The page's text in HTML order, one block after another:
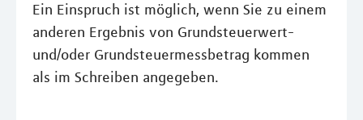
Ein Einspruch ist möglich, wenn Sie zu einem
anderen Ergebnis von Grundsteuerwert-
und/oder Grundsteuermessbetrag kommen
als im Schreiben angegeben.